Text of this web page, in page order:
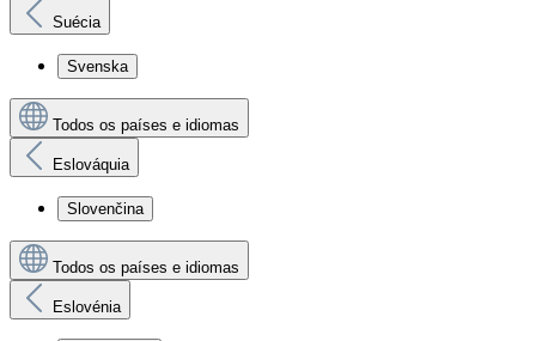
Suécia
Svenska
Todos os países e idiomas
Eslováquia
Slovenčina
Todos os países e idiomas
Eslovénia